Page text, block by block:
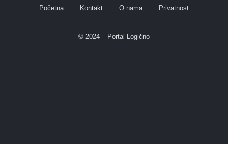
Početna Kontakt O nama Privatnost
© 2024 – Portal Logično